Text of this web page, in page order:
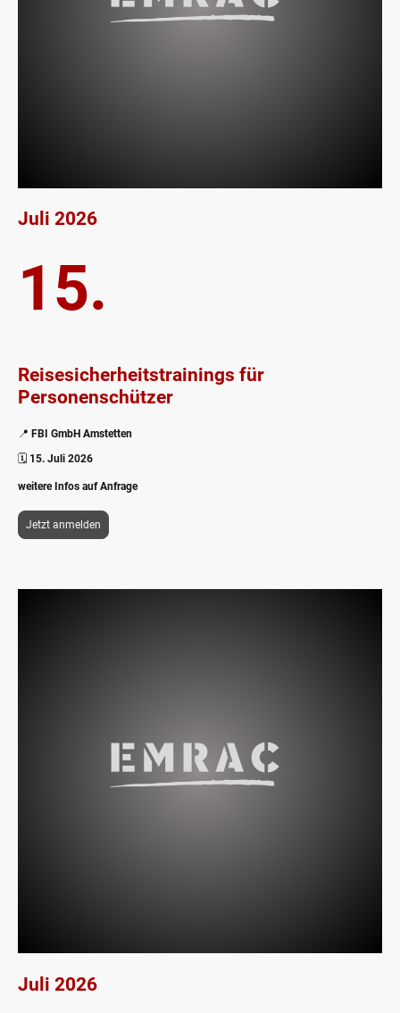
Juli 2026
15.
Reisesicherheitstrainings für
Personenschützer
📍 FBI GmbH Amstetten
🗓️ 15. Juli 2026
weitere Infos auf Anfrage
Jetzt anmelden
Juli 2026